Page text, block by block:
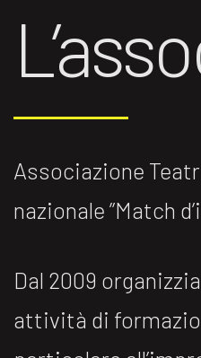
Associazione
nazionale ”Match
Dal 2009
attività di